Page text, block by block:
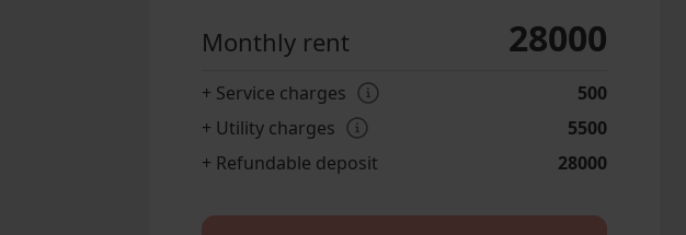
Monthly rent 28000
+ Service charges
500
+ Utility charges
5500
+ Refundable deposit
28000